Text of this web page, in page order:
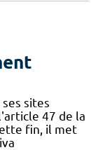
sites
47 de la
fin, il met